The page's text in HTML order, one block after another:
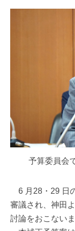
予算委員会
6 月28・29 日
審議され、神田
討論をおこないま